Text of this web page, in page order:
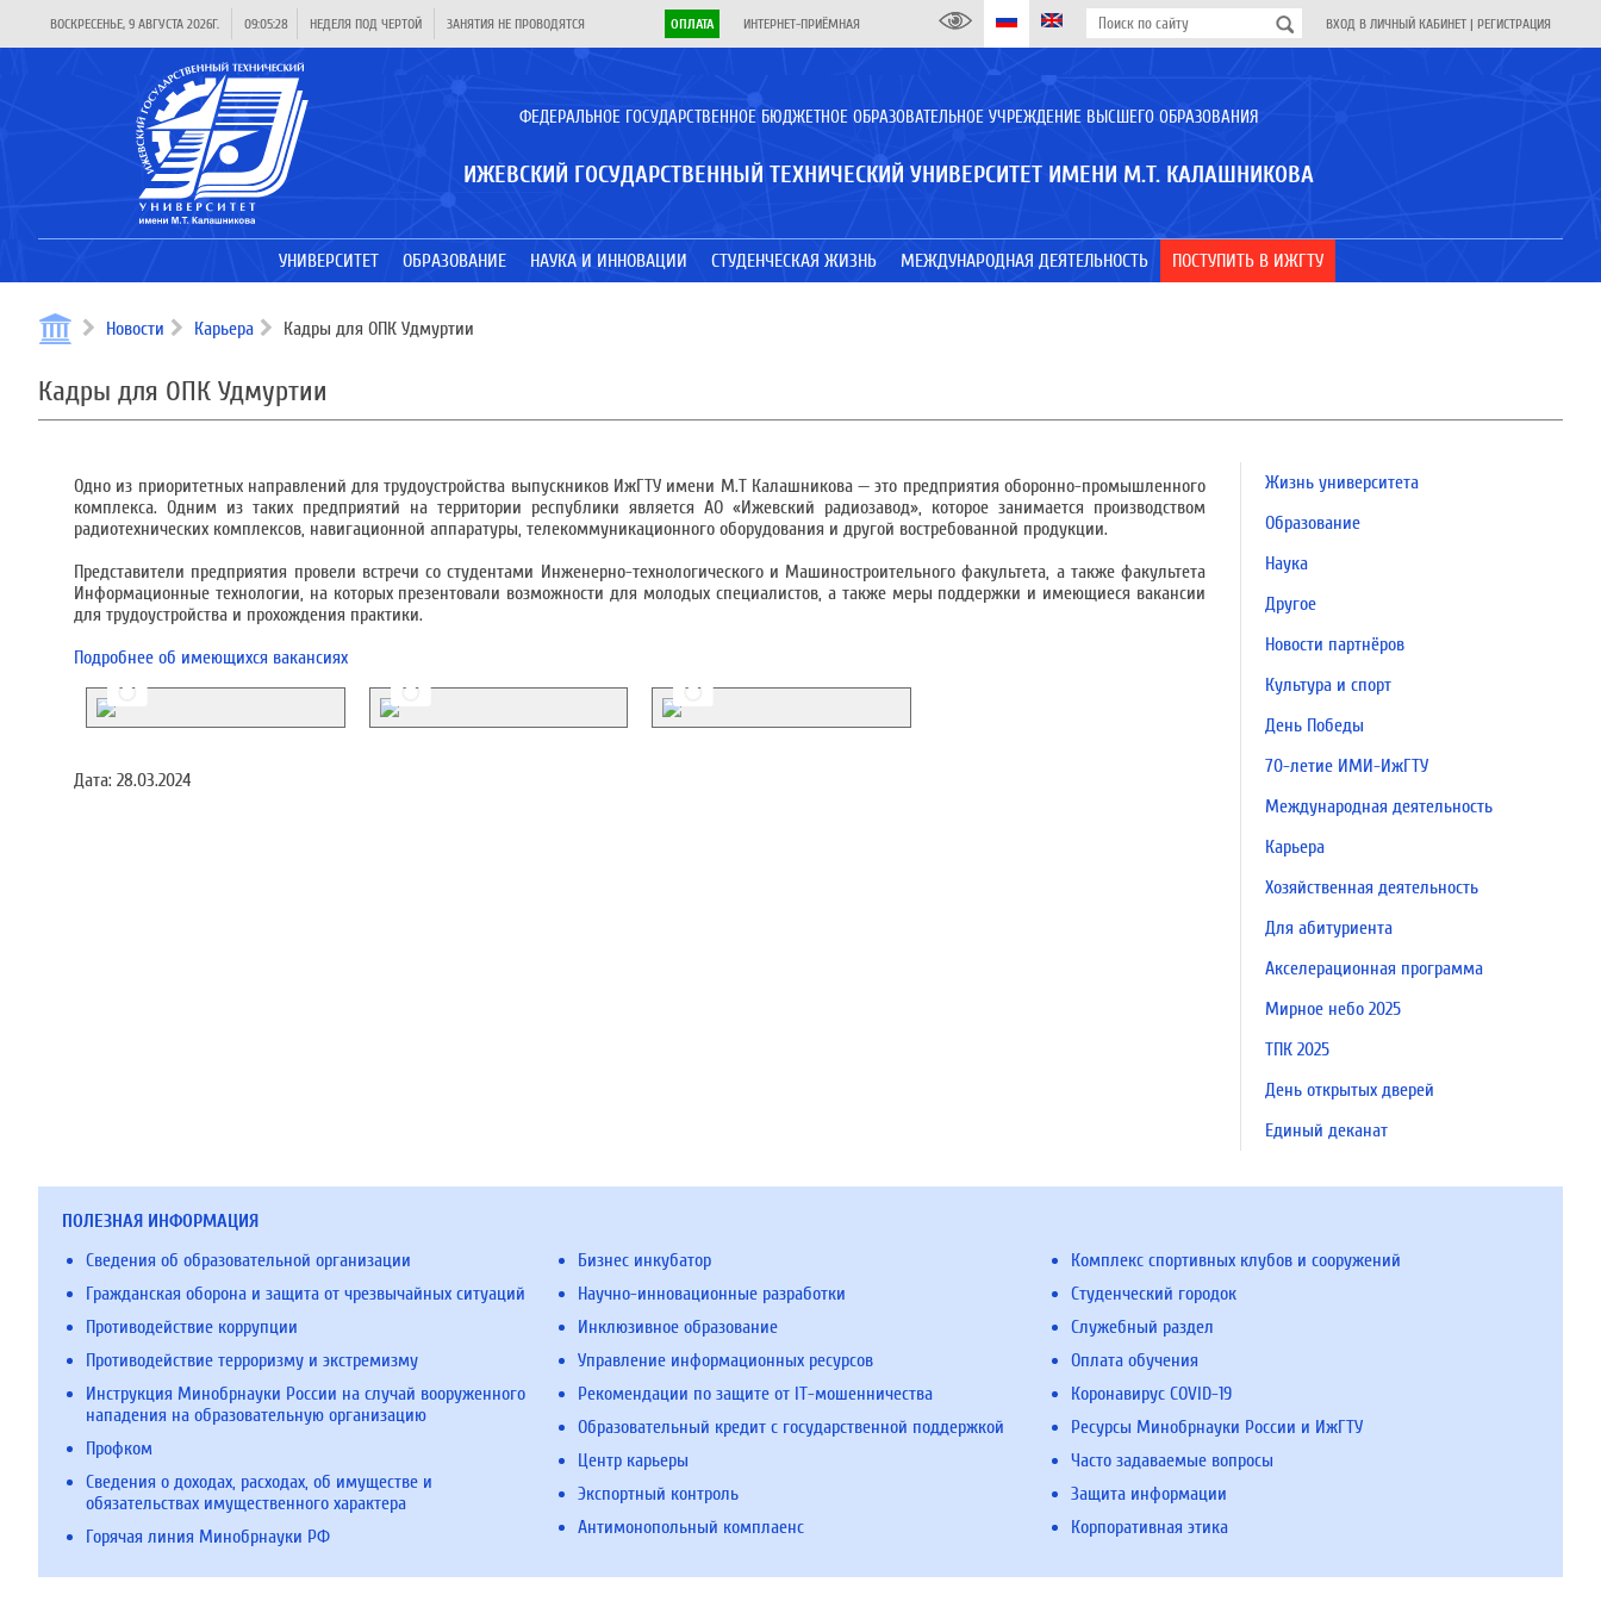
ВОСКРЕСЕНЬЕ, 9 АВГУСТА 2026Г. 09:05:28 НЕДЕЛЯ ПОД ЧЕРТОЙ ЗАНЯТИЯ НЕ ПРОВОДЯТСЯ ОПЛАТА ИНТЕРНЕТ-ПРИЁМНАЯ ВХОД В ЛИЧНЫЙ КАБИНЕТ | РЕГИСТРАЦИЯ
ФЕДЕРАЛЬНОЕ ГОСУДАРСТВЕННОЕ БЮДЖЕТНОЕ ОБРАЗОВАТЕЛЬНОЕ УЧРЕЖДЕНИЕ ВЫСШЕГО ОБРАЗОВАНИЯ
ИЖЕВСКИЙ ГОСУДАРСТВЕННЫЙ ТЕХНИЧЕСКИЙ УНИВЕРСИТЕТ ИМЕНИ М.Т. КАЛАШНИКОВА
УНИВЕРСИТЕТ ОБРАЗОВАНИЕ НАУКА И ИННОВАЦИИ СТУДЕНЧЕСКАЯ ЖИЗНЬ МЕЖДУНАРОДНАЯ ДЕЯТЕЛЬНОСТЬ ПОСТУПИТЬ В ИЖГТУ
Новости Карьера Кадры для ОПК Удмуртии
Кадры для ОПК Удмуртии
Одно из приоритетных направлений для трудоустройства выпускников ИжГТУ имени М.Т Калашникова — это предприятия оборонно-промышленного
комплекса. Одним из таких предприятий на территории республики является АО «Ижевский радиозавод», которое занимается производством
радиотехнических комплексов, навигационной аппаратуры, телекоммуникационного оборудования и другой востребованной продукции.
Представители предприятия провели встречи со студентами Инженерно-технологического и Машиностроительного факультета, а также факультета
Информационные технологии, на которых презентовали возможности для молодых специалистов, а также меры поддержки и имеющиеся вакансии
для трудоустройства и прохождения практики.
Подробнее об имеющихся вакансиях
Дата: 28.03.2024
Жизнь университета
Образование
Наука
Другое
Новости партнёров
Культура и спорт
День Победы
70-летие ИМИ-ИжГТУ
Международная деятельность
Карьера
Хозяйственная деятельность
Для абитуриента
Акселерационная программа
Мирное небо 2025
ТПК 2025
День открытых дверей
Единый деканат
ПОЛЕЗНАЯ ИНФОРМАЦИЯ
Сведения об образовательной организации
Гражданская оборона и защита от чрезвычайных ситуаций
Противодействие коррупции
Противодействие терроризму и экстремизму
Инструкция Минобрнауки России на случай вооруженного
нападения на образовательную организацию
Профком
Сведения о доходах, расходах, об имуществе и
обязательствах имущественного характера
Горячая линия Минобрнауки РФ
Бизнес инкубатор
Научно-инновационные разработки
Инклюзивное образование
Управление информационных ресурсов
Рекомендации по защите от IT-мошенничества
Образовательный кредит с государственной поддержкой
Центр карьеры
Экспортный контроль
Антимонопольный комплаенс
Комплекс спортивных клубов и сооружений
Студенческий городок
Служебный раздел
Оплата обучения
Коронавирус COVID-19
Ресурсы Минобрнауки России и ИжГТУ
Часто задаваемые вопросы
Защита информации
Корпоративная этика